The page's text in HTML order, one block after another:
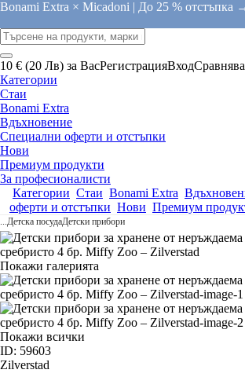
Bonami Extra × Micadoni | До 25 % отстъпка
10 € (20 Лв) за ВасРегистрацияВход
Категории
Стаи
Bonami Extra
Вдъхновение
Специални оферти и отстъпки
Нови
Премиум продукти
За професионалисти
Категории Стаи Bonami Extra
оферти и отстъпки Нови Премиум
...Детска посудаДетски прибори
Покажи галерията
Покажи всички
ID: 59603
Zilverstad